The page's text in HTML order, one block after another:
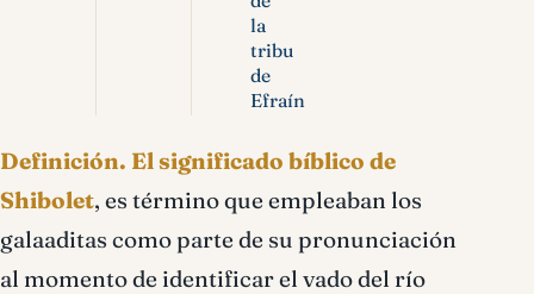
la
tribu
de
Efraín
Definición. El significado bíblico de
Shibolet, es término que empleaban los
galaaditas como parte de su pronunciación
al momento de identificar el vado del río